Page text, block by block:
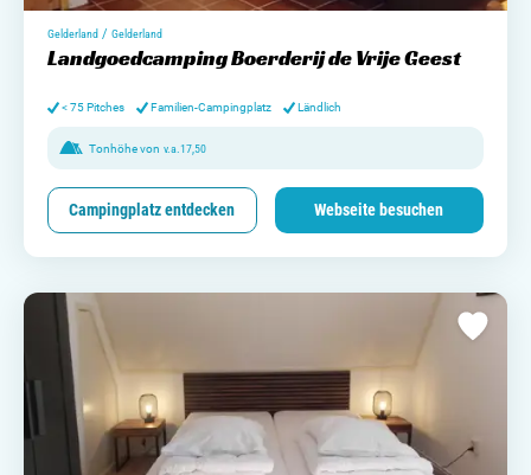
Gelderland / Gelderland
Landgoedcamping Boerderij de Vrije Geest
< 75 Pitches Familien-Campingplatz Ländlich
Tonhöhe von v.a. 17,50
Campingplatz entdecken Webseite besuchen